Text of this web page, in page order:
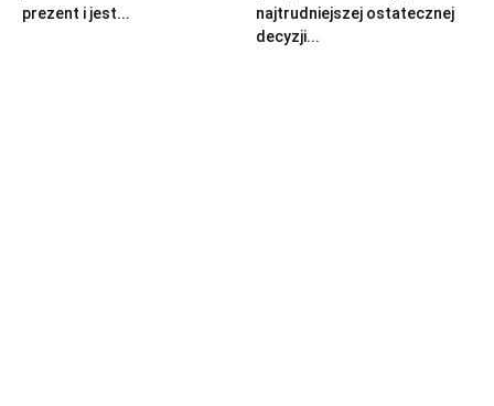
prezent i jest...
najtrudniejszej ostatecznej
decyzji...